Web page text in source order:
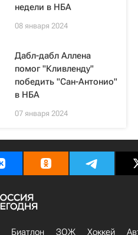
недели в НБА
08 января 2024
Дабл-дабл Аллена
помог "Кливленду"
победить "Сан-Антонио"
в НБА
07 января 2024
Биатлон ЗОЖ Хоккей